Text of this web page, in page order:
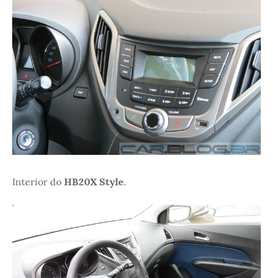
Interior do HB20X Style.